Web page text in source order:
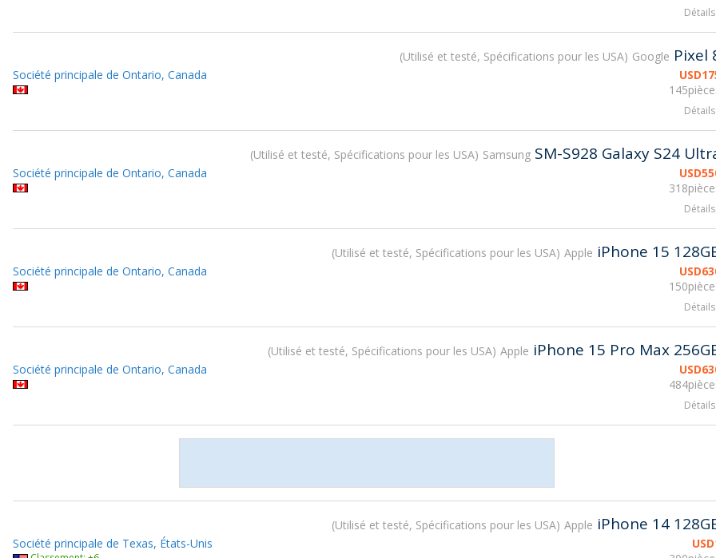
Détails
Utilisé et testé, Spécifications pour les USA Google Pixel
USD
Société principale de Ontario, Canada
Détails
Utilisé et testé, Spécifications pour les USA Samsung SM-S928 Galaxy S24
USD
Société principale de Ontario, Canada
Détails
Utilisé et testé, Spécifications pour les USA Apple iPhone 15
USD
Société principale de Ontario, Canada
Détails
Utilisé et testé, Spécifications pour les USA Apple iPhone 15 Pro Max
USD
Société principale de Ontario, Canada
Détails
Utilisé et testé, Spécifications pour les USA Apple iPhone 14
USD
Société principale de Texas, États-Unis